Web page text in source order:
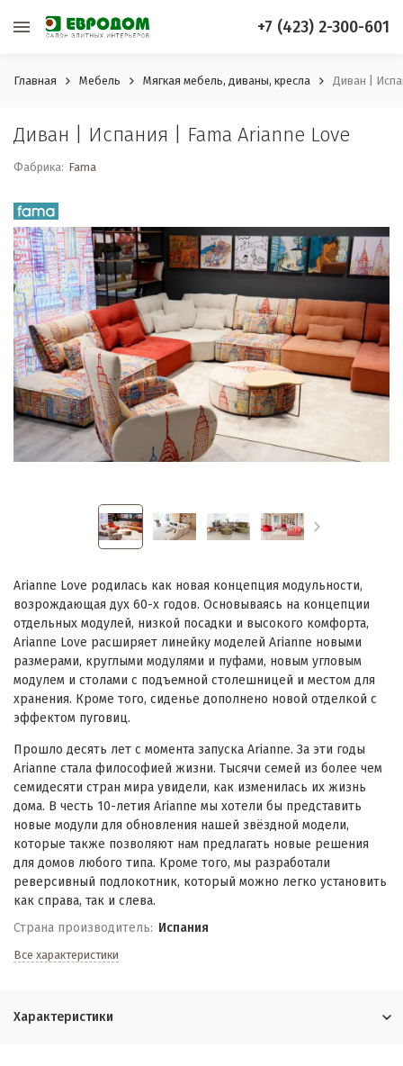
+7 (423) 2-300-601
Главная Мебель Мягкая мебель, диваны, кресла Диван |
Диван | Испания | Fama Arianne Love
Фабрика: Fama
Arianne Love родилась как новая концепция модульности,
возрождающая дух 60-х годов. Основываясь на концепции
отдельных модулей, низкой посадки и высокого комфорта,
Arianne Love расширяет линейку моделей Arianne новыми
размерами, круглыми модулями и пуфами, новым угловым
модулем и столами с подъемной столешницей и местом для
хранения. Кроме того, сиденье дополнено новой отделкой с
эффектом пуговиц.
Прошло десять лет с момента запуска Arianne. За эти годы
Arianne стала философией жизни. Тысячи семей из более чем
семидесяти стран мира увидели, как изменилась их жизнь
дома. В честь 10-летия Arianne мы хотели бы представить
новые модули для обновления нашей звёздной модели,
которые также позволяют нам предлагать новые решения
для домов любого типа. Кроме того, мы разработали
реверсивный подлокотник, который можно легко установить
как справа, так и слева.
Страна производитель: Испания
Все характеристики
Характеристики